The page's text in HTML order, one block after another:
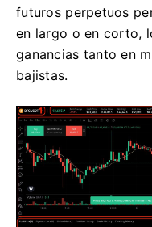
futuros perpetuos
en largo o en corto,
ganancias tanto en
bajistas.